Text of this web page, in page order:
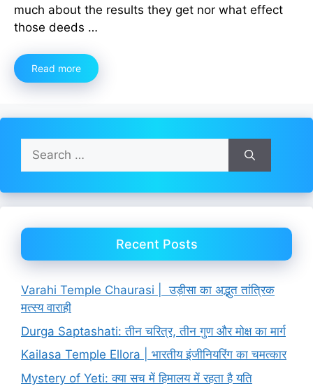
much about the results they get nor what effect
those deeds …
Read more
Search
for:
Recent Posts
Varahi Temple Chaurasi | उड़ीसा का अद्भुत तांत्रिक
मत्स्य वाराही
Durga Saptashati: तीन चरित्र, तीन गुण और मोक्ष का मार्ग
Kailasa Temple Ellora | भारतीय इंजीनियरिंग का चमत्कार
Mystery of Yeti: क्या सच में हिमालय में रहता है यति